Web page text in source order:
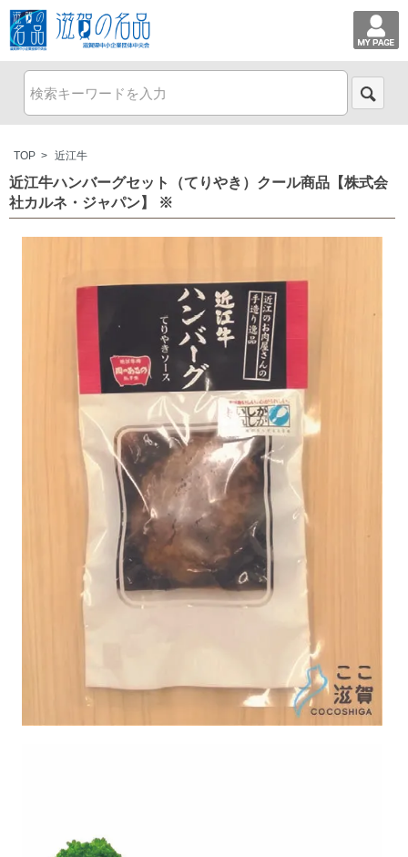
TOP > 近江牛
近江牛ハンバーグセット（てりやき）クール商品【株式会
社カルネ・ジャパン】 ※